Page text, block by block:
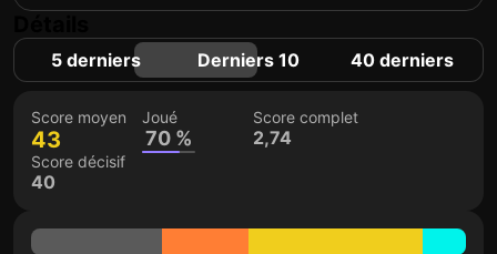
5 derniers Derniers 10 40 derniers
Score moyen
43
Joué
70 %
Score complet
2,74
Score décisif
40